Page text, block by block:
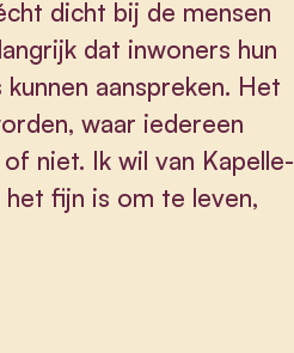
dicht bij de mensen
dat inwoners hun
aanspreken. Het
waar iedereen
niet. Ik wil van Kapelle-
fijn is om te leven,